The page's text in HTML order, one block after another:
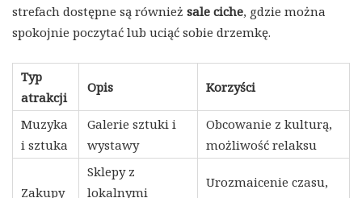
strefach dostępne są również sale ciche, gdzie można
spokojnie poczytać lub uciąć sobie drzemkę.
Typ
atrakcji
Opis Korzyści
Muzyka
i sztuka
Galerie sztuki i
wystawy
Obcowanie z kulturą,
możliwość relaksu
Zakupy
Sklepy z
lokalnymi
Urozmaicenie czasu,